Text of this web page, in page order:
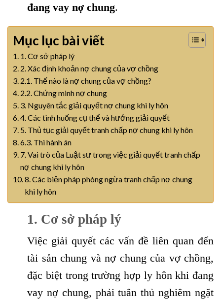
đang vay nợ chung.
Mục lục bài viết
1. Cơ sở pháp lý
2. Xác định khoản nợ chung của vợ chồng
2.1. Thế nào là nợ chung của vợ chồng?
2.2. Chứng minh nợ chung
3. Nguyên tắc giải quyết nợ chung khi ly hôn
4. Các tình huống cụ thể và hướng giải quyết
5. Thủ tục giải quyết tranh chấp nợ chung khi ly hôn
6.3. Thi hành án
7. Vai trò của Luật sư trong việc giải quyết tranh chấp
nợ chung khi ly hôn
8. Các biện pháp phòng ngừa tranh chấp nợ chung
khi ly hôn
1. Cơ sở pháp lý
Việc giải quyết các vấn đề liên quan đến
tài sản chung và nợ chung của vợ chồng,
đặc biệt trong trường hợp ly hôn khi đang
vay nợ chung, phải tuân thủ nghiêm ngặt